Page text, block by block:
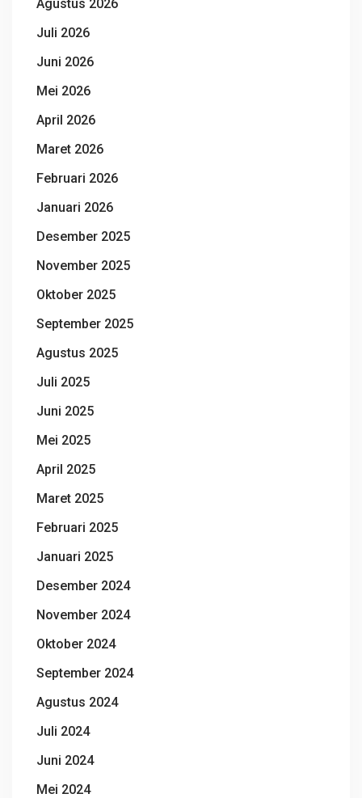
Agustus 2026
Juli 2026
Juni 2026
Mei 2026
April 2026
Maret 2026
Februari 2026
Januari 2026
Desember 2025
November 2025
Oktober 2025
September 2025
Agustus 2025
Juli 2025
Juni 2025
Mei 2025
April 2025
Maret 2025
Februari 2025
Januari 2025
Desember 2024
November 2024
Oktober 2024
September 2024
Agustus 2024
Juli 2024
Juni 2024
Mei 2024